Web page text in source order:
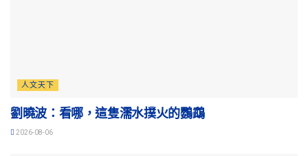
人文天下
劉曉波：看哪，這隻濡水撲火的鸚鵡
2026-08-06